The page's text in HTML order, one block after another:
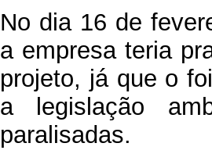
No dia 16 de
a empresa teria
projeto, já que o
a legislação
paralisadas.